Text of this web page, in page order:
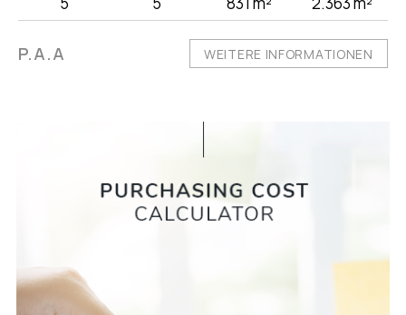
P.A.A WEITERE INFORMATIONEN